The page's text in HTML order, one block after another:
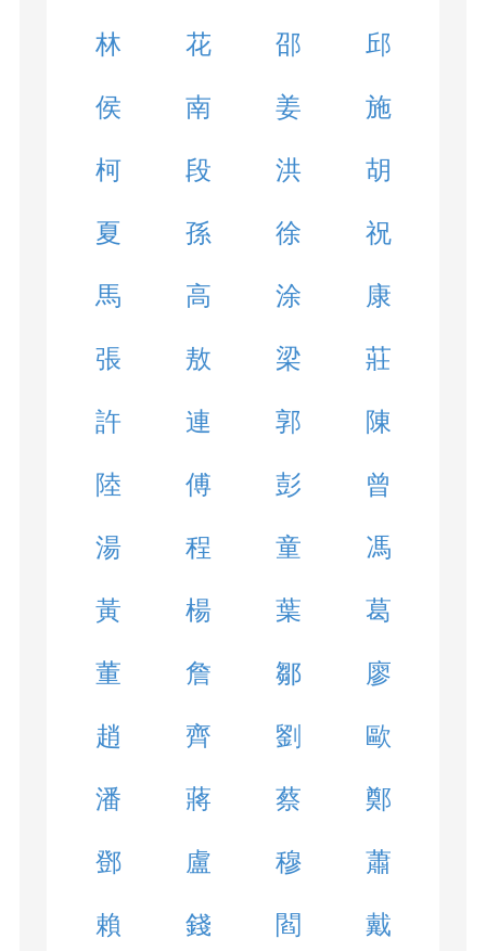
林 花 邵 邱
侯 南 姜 施
柯 段 洪 胡
夏 孫 徐 祝
馬 高 涂 康
張 敖 梁 莊
許 連 郭 陳
陸 傅 彭 曾
湯 程 童 馮
黃 楊 葉 葛
董 詹 鄒 廖
趙 齊 劉 歐
潘 蔣 蔡 鄭
鄧 盧 穆 蕭
賴 錢 閻 戴